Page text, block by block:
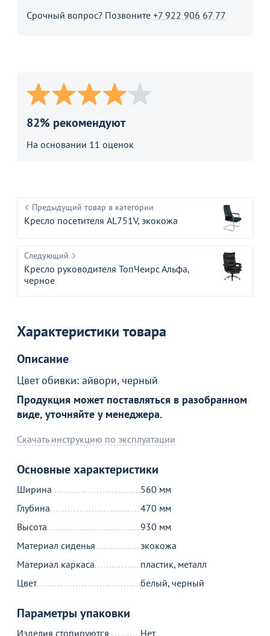
Срочный вопрос? Позвоните +7 922 906 67 77
82% рекомендуют
На основании 11 оценок
Предыдущий товар в категории
Кресло посетителя AL751V, экокожа
Следующий
Кресло руководителя ТопЧеирс Альфа,
черное
Характеристики товара
Описание
Цвет обивки: айвори, черный
Продукция может поставляться в разобранном
виде, уточняйте у менеджера.
Скачать инструкцию по эксплуатации
Основные характеристики
Ширина
560 мм
Глубина
470 мм
Высота
930 мм
Материал сиденья
экокожа
Материал каркаса
пластик, металл
Цвет
белый, черный
Параметры упаковки
Изделия стопируются Нет
Товар в корзине
Продолжить покупки